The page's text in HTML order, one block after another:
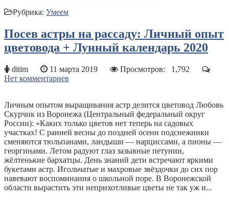
Рубрика: Умеем
Посев астры на рассаду: Личный опыт
цветовода + Лунный календарь 2020
ditim 11 марта 2019 Просмотров: 1,792
Нет комментариев
Личным опытом выращивания астр делится цветовод Любовь
Скурчик из Воронежа (Центральный федеральный округ
России): «Каких только цветов нет теперь на садовых
участках! С ранней весны до поздней осени подснежники
сменяются тюльпанами, ландыши — нарциссами, а пионы —
георгинами. Летом радуют глаз зазывные петунии,
жёлтенькие бархатцы. День знаний дети встречают яркими
букетами астр. Игольчатые и махровые звёздочки до сих пор
навевают воспоминания о школьной поре. В Воронежской
области вырастить эти неприхотливые цветы не так уж и...